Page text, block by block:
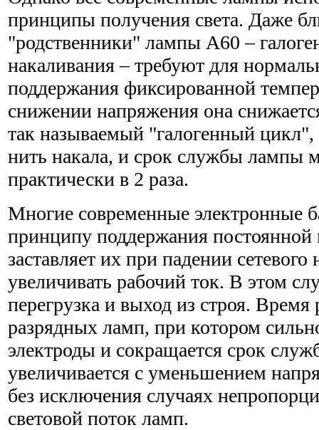
принципы получения света. Даже
"родственники" лампы А60 –
накаливания – требуют для
поддержания фиксированной
снижении напряжения она
так называемый "галогенный
нить накала, и срок службы лампы
практически в 2 раза.
Многие современные электронные
принципу поддержания
заставляет их при падении
увеличивать рабочий ток. В этом
перегрузка и выход из строя.
разрядных ламп, при котором
электроды и сокращается срок
увеличивается с уменьшением
без исключения случаях
световой поток ламп.